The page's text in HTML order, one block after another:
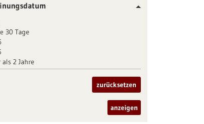
30 Tage
2 Jahre
zurücksetzen
anzeigen